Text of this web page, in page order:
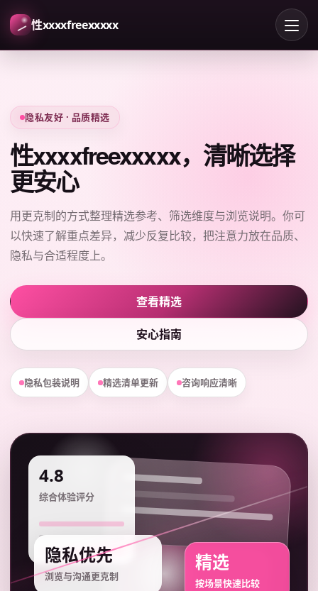
性xxxxfreexxxxx
隐私友好 · 品质精选
性xxxxfreexxxxx，清晰选择
更安心
用更克制的方式整理精选参考、筛选维度与浏览说明。你可
以快速了解重点差异，减少反复比较，把注意力放在品质、
隐私与合适程度上。
查看精选
安心指南
隐私包装说明 精选清单更新 咨询响应清晰
4.8
综合体验评分
隐私优先
浏览与沟通更克制
精选
按场景快速比较